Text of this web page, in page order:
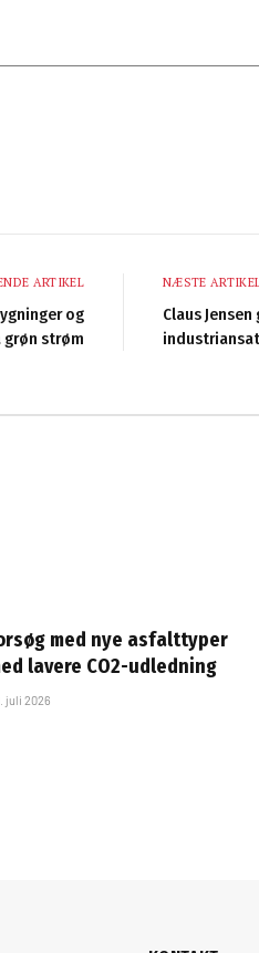
ARTIKEL
og
grøn strøm
NÆSTE
Claus
med nye asfalttyper
lavere CO2-udledning
juli 2026